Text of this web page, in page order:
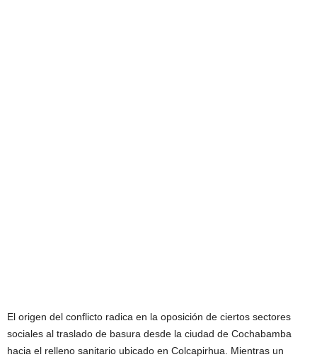
El origen del conflicto radica en la oposición de ciertos sectores
sociales al traslado de basura desde la ciudad de Cochabamba
hacia el relleno sanitario ubicado en Colcapirhua. Mientras un